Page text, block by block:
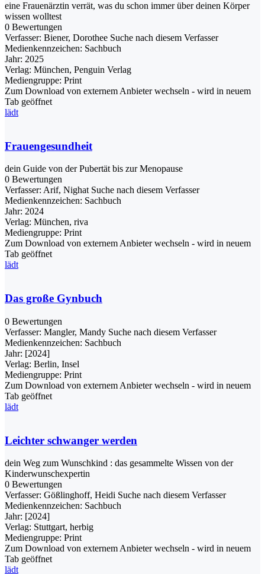
eine Frauenärztin verrät, was du schon immer über deinen Körper
wissen wolltest
0 Bewertungen
Verfasser: Biener, Dorothee Suche nach diesem Verfasser
Medienkennzeichen: Sachbuch
Jahr: 2025
Verlag: München, Penguin Verlag
Mediengruppe: Print
Zum Download von externem Anbieter wechseln - wird in neuem
Tab geöffnet
lädt
Frauengesundheit
dein Guide von der Pubertät bis zur Menopause
0 Bewertungen
Verfasser: Arif, Nighat Suche nach diesem Verfasser
Medienkennzeichen: Sachbuch
Jahr: 2024
Verlag: München, riva
Mediengruppe: Print
Zum Download von externem Anbieter wechseln - wird in neuem
Tab geöffnet
lädt
Das große Gynbuch
0 Bewertungen
Verfasser: Mangler, Mandy Suche nach diesem Verfasser
Medienkennzeichen: Sachbuch
Jahr: [2024]
Verlag: Berlin, Insel
Mediengruppe: Print
Zum Download von externem Anbieter wechseln - wird in neuem
Tab geöffnet
lädt
Leichter schwanger werden
dein Weg zum Wunschkind : das gesammelte Wissen von der
Kinderwunschexpertin
0 Bewertungen
Verfasser: Gößlinghoff, Heidi Suche nach diesem Verfasser
Medienkennzeichen: Sachbuch
Jahr: [2024]
Verlag: Stuttgart, herbig
Mediengruppe: Print
Zum Download von externem Anbieter wechseln - wird in neuem
Tab geöffnet
lädt